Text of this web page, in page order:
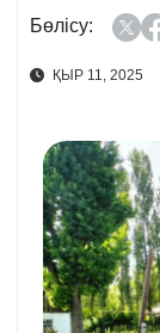
Бөлісу:
ҚЫР 11, 2025